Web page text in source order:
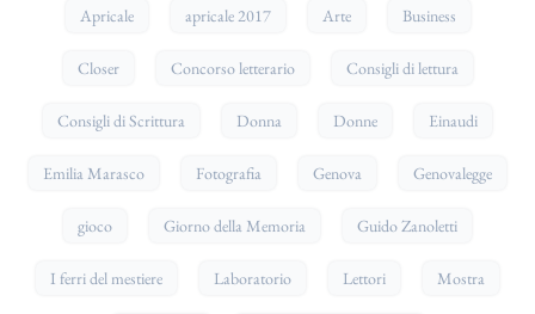
Apricale apricale 2017 Arte Business
Closer Concorso letterario Consigli di lettura
Consigli di Scrittura Donna Donne Einaudi
Emilia Marasco Fotografia Genova Genovalegge
gioco Giorno della Memoria Guido Zanoletti
I ferri del mestiere Laboratorio Lettori Mostra